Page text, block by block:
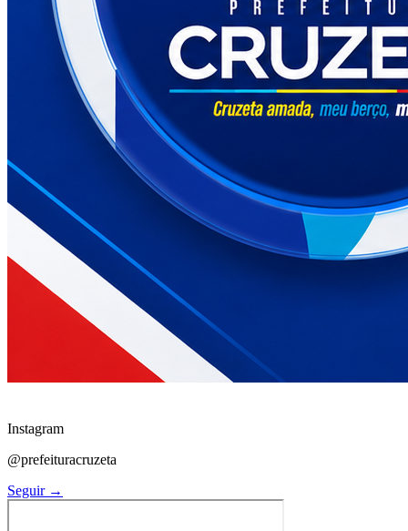
Instagram
@prefeituracruzeta
Seguir →